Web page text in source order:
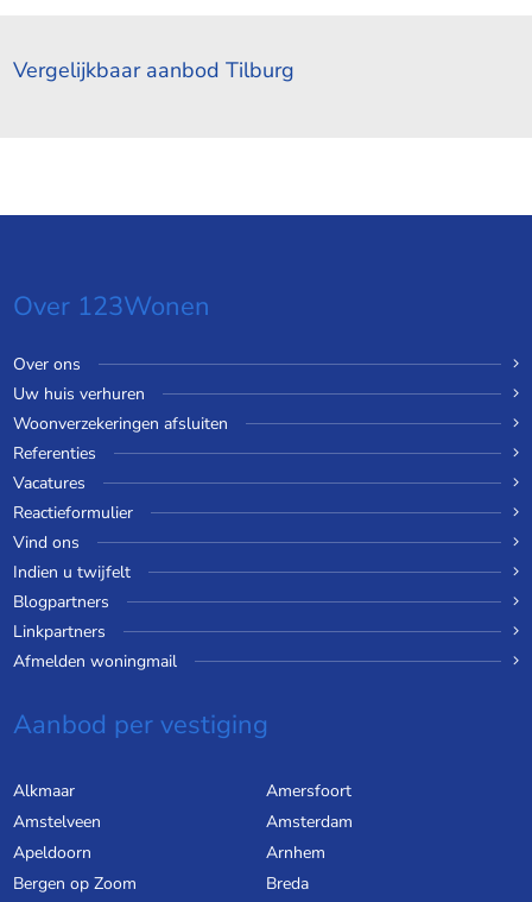
Vergelijkbaar aanbod Tilburg
Over 123Wonen
Over ons
Uw huis verhuren
Woonverzekeringen afsluiten
Referenties
Vacatures
Reactieformulier
Vind ons
Indien u twijfelt
Blogpartners
Linkpartners
Afmelden woningmail
Aanbod per vestiging
Alkmaar
Amersfoort
Amstelveen
Amsterdam
Apeldoorn
Arnhem
Bergen op Zoom
Breda